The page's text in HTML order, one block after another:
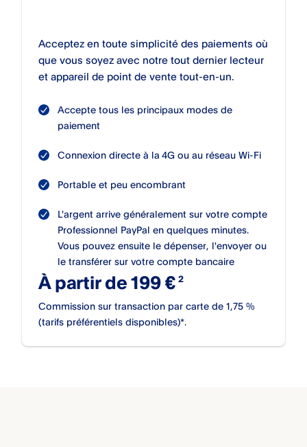
Acceptez en toute simplicité des paiements où
que vous soyez avec notre tout dernier lecteur
et appareil de point de vente tout-en-un.
Accepte tous les principaux modes de
paiement
Connexion directe à la 4G ou au réseau Wi-Fi
Portable et peu encombrant
L'argent arrive généralement sur votre compte
Professionnel PayPal en quelques minutes.
Vous pouvez ensuite le dépenser, l'envoyer ou
le transférer sur votre compte bancaire
À partir de 199 €
Commission sur transaction par carte de 1,75 %
(tarifs préférentiels disponibles)*.